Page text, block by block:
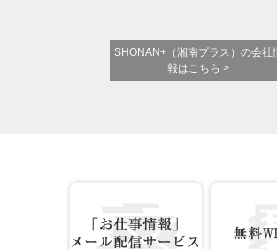
SHONAN+（湘南プラス）の会社
報はこちら >